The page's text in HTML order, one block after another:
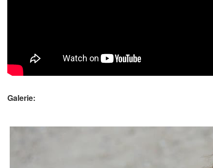
Galerie: